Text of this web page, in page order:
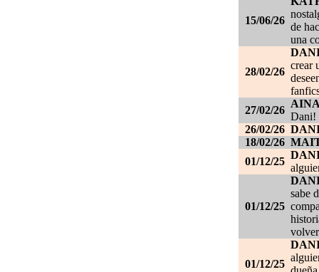
15/06/26
de
una
28/02/26
crear
27/02/26
Dani!
26/02/26
18/02/26
01/12/25
01/12/25
sabe
01/12/25